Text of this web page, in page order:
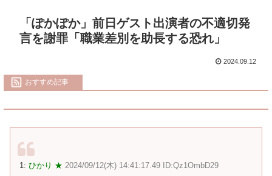
「ぽかぽか」前日ゲスト出演者の不適切発
言を謝罪「職業差別を助長する恐れ」
2024.09.12
おすすめ記事
1: ひかり ★ 2024/09/12(木) 14:41:17.49 ID:Qz1OmbD29